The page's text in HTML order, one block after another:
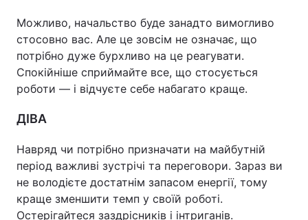
Можливо, начальство буде занадто вимогливо
стосовно вас. Але це зовсім не означає, що
потрібно дуже бурхливо на це реагувати.
Спокійніше сприймайте все, що стосується
роботи — і відчуєте себе набагато краще.
ДІВА
Навряд чи потрібно призначати на майбутній
період важливі зустрічі та переговори. Зараз ви
не володієте достатнім запасом енергії, тому
краще зменшити темп у своїй роботі.
Остерігайтеся заздрісників і інтриганів.